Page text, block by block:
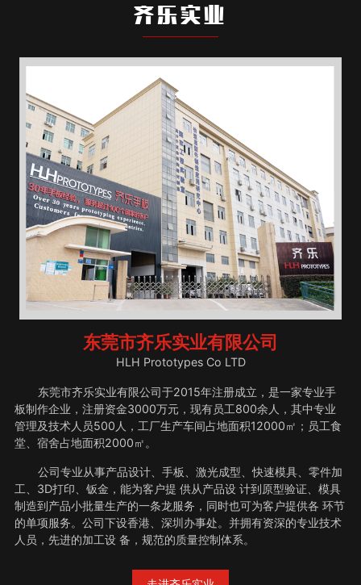
齐乐实业
东莞市齐乐实业有限公司
HLH Prototypes Co LTD
东莞市齐乐实业有限公司于2015年注册成立，是一家专业手
板制作企业，注册资金3000万元，现有员工800余人，其中专业
管理及技术人员500人，工厂生产车间占地面积12000㎡；员工食
堂、宿舍占地面积2000㎡。
公司专业从事产品设计、手板、激光成型、快速模具、零件加
工、3D打印、钣金，能为客户提 供从产品设 计到原型验证、模具
制造到产品小批量生产的一条龙服务，同时也可为客户提供各 环节
的单项服务。公司下设香港、深圳办事处。并拥有资深的专业技术
人员，先进的加工设 备，规范的质量控制体系。